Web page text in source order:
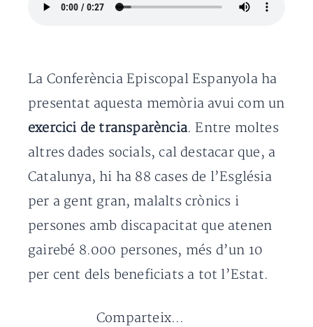
La Conferència Episcopal Espanyola ha
presentat aquesta memòria avui com un
exercici de transparència. Entre moltes
altres dades socials, cal destacar que, a
Catalunya, hi ha 88 cases de l’Església
per a gent gran, malalts crònics i
persones amb discapacitat que atenen
gairebé 8.000 persones, més d’un 10
per cent dels beneficiats a tot l’Estat.
Comparteix...